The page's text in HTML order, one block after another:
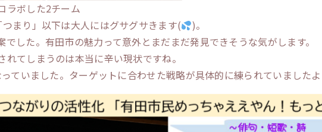
ラボした2チーム
まり」以下は大人にはグサグサきます(
)。
でした。有田市の魅力って意外とまだまだ発見できそうな気がします。
てしまうのは本当に辛い現状ですね。
ていました。ターゲットに合わせた戦略が具体的に練られていました